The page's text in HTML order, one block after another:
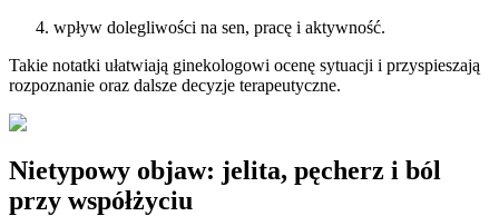
wpływ dolegliwości na sen, pracę i aktywność.
Takie notatki ułatwiają ginekologowi ocenę sytuacji i przyspieszają
rozpoznanie oraz dalsze decyzje terapeutyczne.
Nietypowy objaw: jelita, pęcherz i ból
przy współżyciu